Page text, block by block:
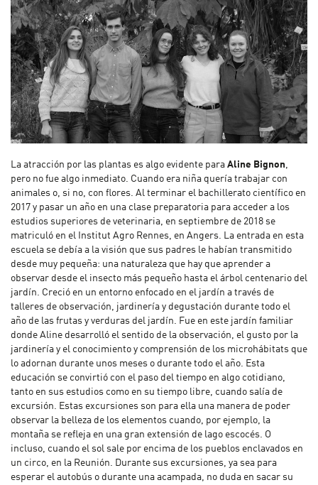
La atracción por las plantas es algo evidente para Aline Bignon,
pero no fue algo inmediato. Cuando era niña quería trabajar con
animales o, si no, con flores. Al terminar el bachillerato científico en
2017 y pasar un año en una clase preparatoria para acceder a los
estudios superiores de veterinaria, en septiembre de 2018 se
matriculó en el Institut Agro Rennes, en Angers. La entrada en esta
escuela se debía a la visión que sus padres le habían transmitido
desde muy pequeña: una naturaleza que hay que aprender a
observar desde el insecto más pequeño hasta el árbol centenario del
jardín. Creció en un entorno enfocado en el jardín a través de
talleres de observación, jardinería y degustación durante todo el
año de las frutas y verduras del jardín. Fue en este jardín familiar
donde Aline desarrolló el sentido de la observación, el gusto por la
jardinería y el conocimiento y comprensión de los microhábitats que
lo adornan durante unos meses o durante todo el año. Esta
educación se convirtió con el paso del tiempo en algo cotidiano,
tanto en sus estudios como en su tiempo libre, cuando salía de
excursión. Estas excursiones son para ella una manera de poder
observar la belleza de los elementos cuando, por ejemplo, la
montaña se refleja en una gran extensión de lago escocés. O
incluso, cuando el sol sale por encima de los pueblos enclavados en
un circo, en la Reunión. Durante sus excursiones, ya sea para
esperar el autobús o durante una acampada, no duda en sacar su